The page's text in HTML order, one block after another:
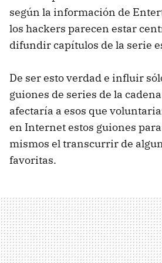
según la información de
los hackers parecen estar
difundir capítulos de la serie
De ser esto verdad e influir
guiones de series de la
afectaría a esos que
en Internet estos guiones
mismos el transcurrir de
favoritas.